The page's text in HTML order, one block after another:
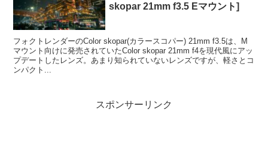
skopar 21mm f3.5 Eマウント]
フォクトレンダーのColor skopar(カラースコパー) 21mm f3.5は、M
マウント向けに発売されていたColor skopar 21mm f4を現代風にアッ
プデートしたレンズ。あまり知られていないレンズですが、軽さとコ
ンパクト...
スポンサーリンク